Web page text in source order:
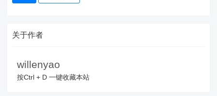
关于作者
willenyao
按Ctrl + D 一键收藏本站